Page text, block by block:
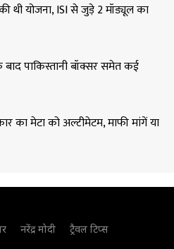
थी योजना, ISI से जुड़े 2 मॉड्यूल का
पाकिस्तानी बॉक्सर समेत कई
का मेटा को अल्टीमेटम, माफी मांगें या
नरेंद्र मोदी
ट्रैवल टिप्स